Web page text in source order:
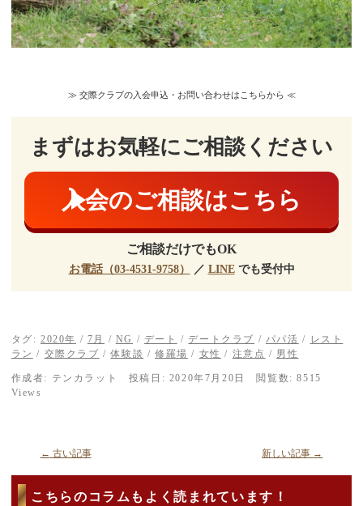
≫ 交際クラブの入会申込・お問い合わせはこちらから ≪
まずはお気軽にご相談ください
入会のご相談はこちら
ご相談だけでもOK
お電話（03-4531-9758） ／ LINEでも受付中
タグ: 2020年 / 7月 / NG / デート /デートクラブ / パパ活 / レスト
ラン / 交際クラブ /体験談 /修羅場 / 女性 / 注意点 / 男性
作成者: テンカラット 投稿日: 2020年7月20日
閲覧数: 8515
Views
← 古い記事 新しい記事 →
こちらのコラムもよく読まれています！